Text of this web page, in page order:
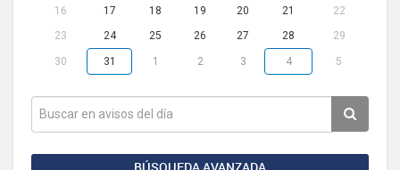
16
17 18 19 20 21
22
23
24 25 26 27 28 29
30 31 1 2 3 4 5